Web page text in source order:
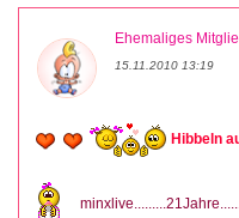
Ehemaliges
15.11.2010 13:19
Hibbeln